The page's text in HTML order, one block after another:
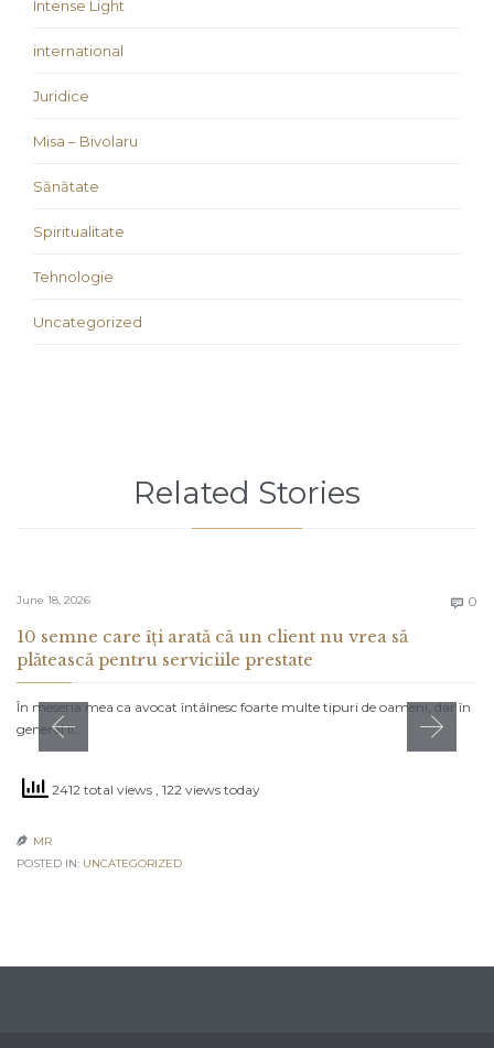
Intense Light
international
Juridice
Misa – Bivolaru
Sănătate
Spiritualitate
Tehnologie
Uncategorized
Related Stories
June 18, 2026  0
10 semne care îți arată că un client nu vrea să
plătească pentru serviciile prestate
În meseria mea ca avocat întâlnesc foarte multe tipuri de oameni, dar în
general îi…
2412 total views , 122 views today
 MR
POSTED IN: UNCATEGORIZED